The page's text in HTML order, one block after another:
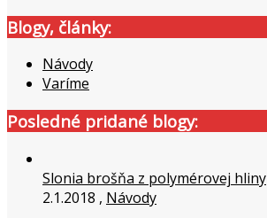
Blogy, články:
Návody
Varíme
Posledné pridané blogy:
Slonia brošňa z polymérovej hliny
2.1.2018 , Návody